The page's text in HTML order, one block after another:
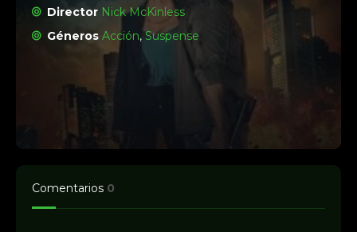
Director Nick McKinless
Géneros Acción,Suspense
Comentarios 0